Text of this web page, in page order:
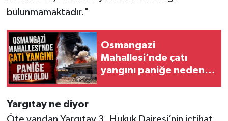
bulunmamaktadır."
Osmangazi
Mahallesi’nde çatı
yangını paniğe neden
Yargıtay ne diyor